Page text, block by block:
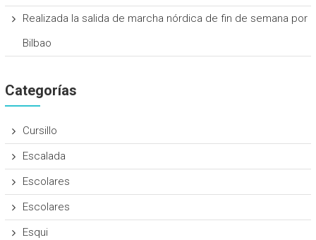
Realizada la salida de marcha nórdica de fin de semana por
Bilbao
Categorías
Cursillo
Escalada
Escolares
Escolares
Esqui